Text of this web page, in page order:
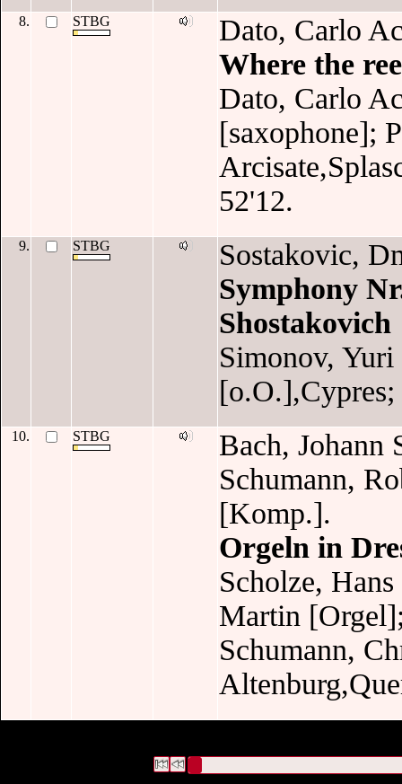
8. STBG
Dato, Carlo
Where the
Dato, Carlo
[saxophone];
52'12.
9. STBG
Sostakovic,
Symphony
Shostakovich
Simonov,
10. STBG
Bach, Johann
Schumann,
[Komp.].
Orgeln in
Scholze,
Martin
Schumann,